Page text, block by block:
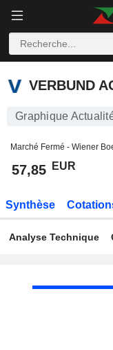
VERBUND AG
VERBUND
Graphique
Marché Fermé - Wiener
57,85 EUR
Synthèse
Analyse Technique